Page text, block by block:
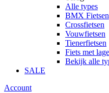
Alle types
BMX Fietsen
Crossfietsen
Vouwfietsen
Tienerfietsen
Fiets met
Bekijk alle
SALE
Account